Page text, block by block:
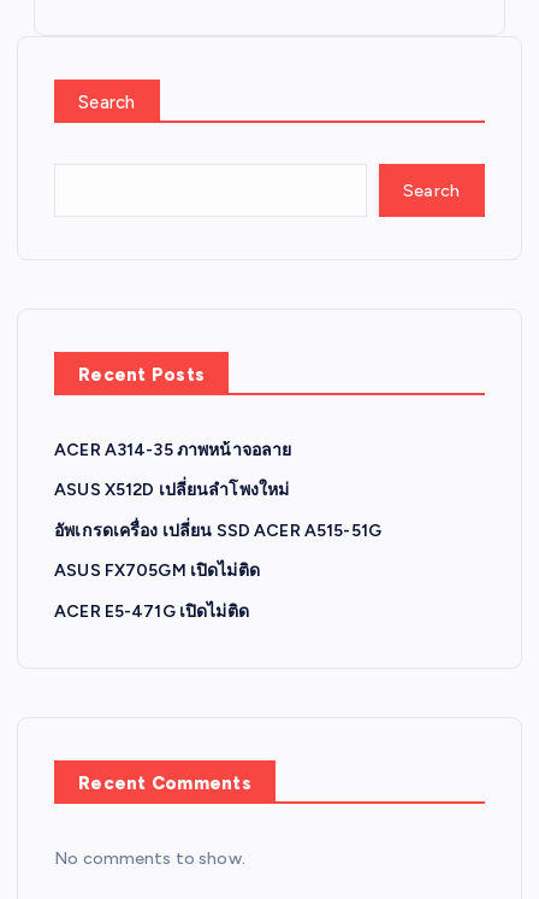
Search
Search
Recent Posts
ACER A314-35 ภาพหน้าจอลาย
ASUS X512D เปลี่ยนลำโพงใหม่
อัพเกรดเครื่อง เปลี่ยน SSD ACER A515-51G
ASUS FX705GM เปิดไม่ติด
ACER E5-471G เปิดไม่ติด
Recent Comments
No comments to show.